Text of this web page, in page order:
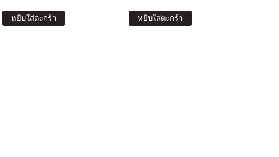
หยิบใส่ตะกร้า หยิบใส่ตะกร้า